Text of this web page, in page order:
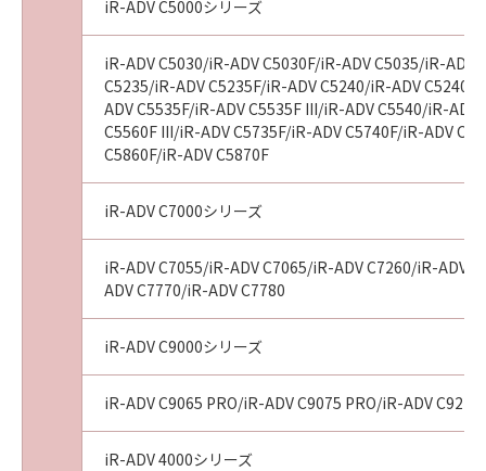
iR-ADV C5000シリーズ
iR-ADV C5030/iR-ADV C5030F/iR-ADV C5035/iR-
C5235/iR-ADV C5235F/iR-ADV C5240/iR-ADV
ADV C5535F/iR-ADV C5535F III/iR-ADV C5540/iR-
C5560F III/iR-ADV C5735F/iR-ADV C5740F/iR-ADV
C5860F/iR-ADV C5870F
iR-ADV C7000シリーズ
iR-ADV C7055/iR-ADV C7065/iR-ADV C7260/iR-ADV
ADV C7770/iR-ADV C7780
iR-ADV C9000シリーズ
iR-ADV C9065 PRO/iR-ADV C9075 PRO/iR-ADV
iR-ADV 4000シリーズ